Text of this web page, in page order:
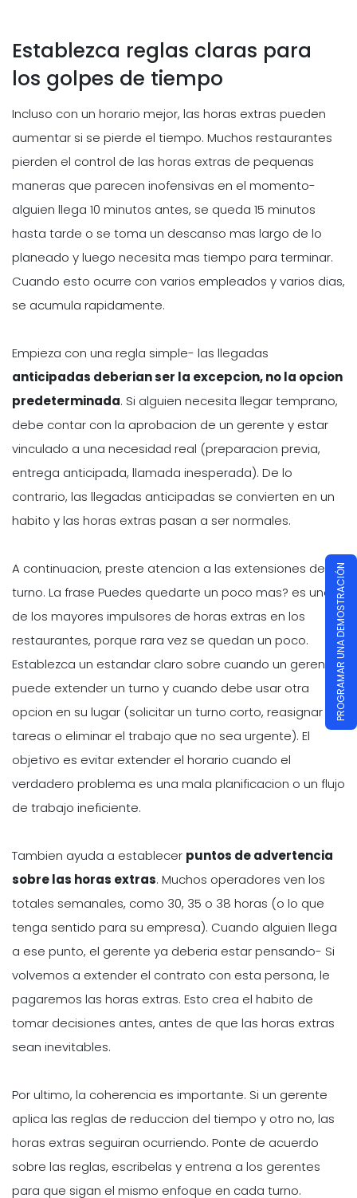
Establezca reglas claras para
los golpes de tiempo
Incluso con un horario mejor, las horas extras pueden
aumentar si se pierde el tiempo. Muchos restaurantes
pierden el control de las horas extras de pequenas
maneras que parecen inofensivas en el momento-
alguien llega 10 minutos antes, se queda 15 minutos
hasta tarde o se toma un descanso mas largo de lo
planeado y luego necesita mas tiempo para terminar.
Cuando esto ocurre con varios empleados y varios dias,
se acumula rapidamente.
Empieza con una regla simple- las llegadas
anticipadas deberian ser la excepcion, no la opcion
predeterminada. Si alguien necesita llegar temprano,
debe contar con la aprobacion de un gerente y estar
vinculado a una necesidad real (preparacion previa,
entrega anticipada, llamada inesperada). De lo
contrario, las llegadas anticipadas se convierten en un
habito y las horas extras pasan a ser normales.
A continuacion, preste atencion a las extensiones de
turno. La frase Puedes quedarte un poco mas? es uno
de los mayores impulsores de horas extras en los
restaurantes, porque rara vez se quedan un poco.
Establezca un estandar claro sobre cuando un gerente
puede extender un turno y cuando debe usar otra
opcion en su lugar (solicitar un turno corto, reasignar
tareas o eliminar el trabajo que no sea urgente). El
objetivo es evitar extender el horario cuando el
verdadero problema es una mala planificacion o un flujo
de trabajo ineficiente.
Tambien ayuda a establecer puntos de advertencia
sobre las horas extras. Muchos operadores ven los
totales semanales, como 30, 35 o 38 horas (o lo que
tenga sentido para su empresa). Cuando alguien llega
a ese punto, el gerente ya deberia estar pensando- Si
volvemos a extender el contrato con esta persona, le
pagaremos las horas extras. Esto crea el habito de
tomar decisiones antes, antes de que las horas extras
sean inevitables.
Por ultimo, la coherencia es importante. Si un gerente
aplica las reglas de reduccion del tiempo y otro no, las
horas extras seguiran ocurriendo. Ponte de acuerdo
sobre las reglas, escribelas y entrena a los gerentes
para que sigan el mismo enfoque en cada turno.
PROGRAMAR UNA DEMOSTRACIÓN